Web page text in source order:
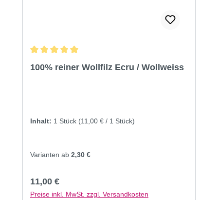
100% reiner Wollfilz Ecru / Wollweiss
Inhalt: 1 Stück (11,00 € / 1 Stück)
Varianten ab 2,30 €
Regulärer Preis:
11,00 €
Preise inkl. MwSt. zzgl. Versandkosten